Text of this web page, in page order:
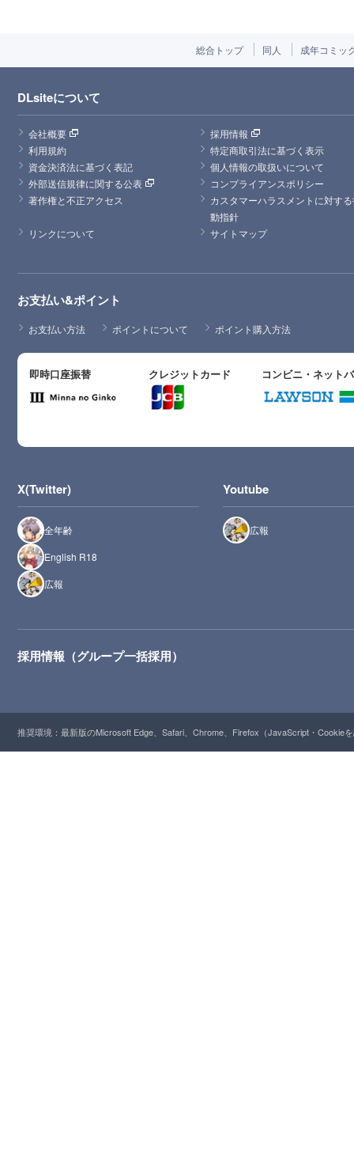
総合トップ 同人 成年コミッ
DLsiteについて
会社概要
採用情報
利用規約
特定商取引法に基づく表示
資金決済法に基づく表記
個人情報の取扱いについて
外部送信規律に関する公表
コンプライアンスポリシー
著作権と不正アクセス
カスタマーハラスメントに対す
動指針
リンクについて
サイトマップ
お支払い&ポイント
お支払い方法 ポイントについて ポイント購入方法
即時口座振替 クレジットカード コンビニ・ネット
X(Twitter)
全年齢
English R18
広報
Youtube
広報
採用情報（グループ一括採用）
推奨環境：最新版のMicrosoft Edge、Safari、Chrome、Firefox（JavaScript・Cookie